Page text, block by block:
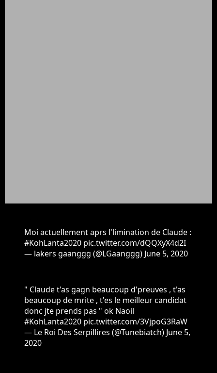
Moi actuellement aprs l'limination de Claude :
#KohLanta2020 pic.twitter.com/dQQXyX4d2I
— lakers gaanggg (@LGaanggg) June 5, 2020
" Claude t'as gagn beaucoup d'preuves , t'as
beaucoup de mrite , t'es le meilleur candidat
donc jte prends pas " ok Naoil
#KohLanta2020 pic.twitter.com/3VjpoG3RaW
— Le Roi Des Serpillires (@Tunebiatch) June 5,
2020